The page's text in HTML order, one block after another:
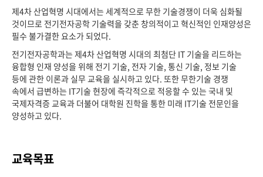
제4차 산업혁명 시대에서는 세계적으로 무한 기술경쟁이 더욱 심화될
것이므로 전기전자공학 기술력을 갖춘 창의적이고 혁신적인 인재양성은
필수 불가결한 요소가 되었다.
전기전자공학과는 제4차 산업혁명 시대의 최첨단 IT 기술을 리드하는
융합형 인재 양성을 위해 전기 기술, 전자 기술, 통신 기술, 정보 기술
등에 관한 이론과 실무 교육을 실시하고 있다. 또한 무한기술 경쟁
속에서 급변하는 IT기술 현장에 즉각적으로 적응할 수 있는 국내 및
국제자격증 교육과 더불어 대학원 진학을 통한 미래 IT기술 전문인을
양성하고 있다.
교육목표